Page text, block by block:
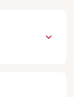
keyboard_arrow_down